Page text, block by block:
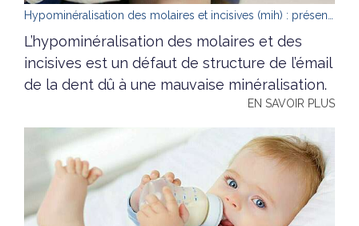
L’hypominéralisation des molaires et des
incisives est un défaut de structure de l’émail
de la dent dû à une mauvaise minéralisation.
EN SAVOIR PLUS